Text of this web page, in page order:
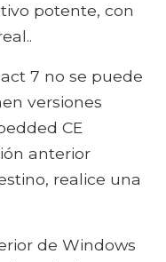
potente, con
7 no se puede
versiones
CE
anterior
realice una
de Windows